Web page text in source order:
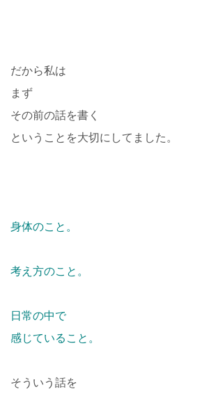
だから私は
まず
その前の話を書く
ということを大切にしてました。
身体のこと。
考え方のこと。
日常の中で
感じていること。
そういう話を